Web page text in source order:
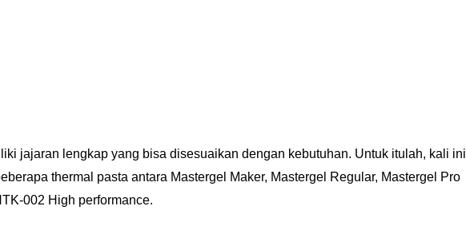
jajaran lengkap yang bisa disesuaikan dengan kebutuhan. Untuk itulah, kali ini
thermal pasta antara Mastergel Maker, Mastergel Regular, Mastergel Pro
002 High performance.